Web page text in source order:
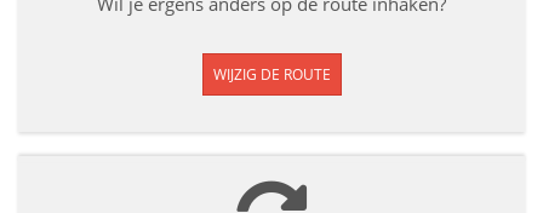
WIJZIG DE ROUTE